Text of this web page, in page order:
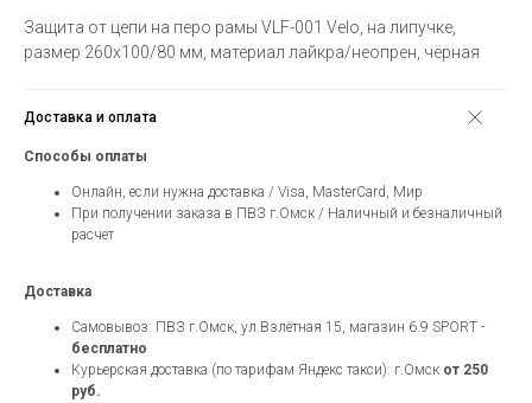
Защита от цепи на перо рамы VLF-001 Velo, на липучке,
размер 260х100/80 мм, материал лайкра/неопрен, чёрная
Доставка и оплата
Способы оплаты
Онлайн, если нужна доставка / Visa, MasterCard, Мир
При получении заказа в ПВЗ г.Омск / Наличный и безналичный
расчет
Доставка
Самовывоз: ПВЗ г.Омск, ул.Взлётная 15, магазин 6.9 SPORT -
бесплатно
Курьерская доставка (по тарифам Яндекс такси): г.Омск от 250
руб.